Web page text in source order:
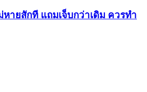
หายสักที แถมเจ็บกว่าเดิม ควรทำ